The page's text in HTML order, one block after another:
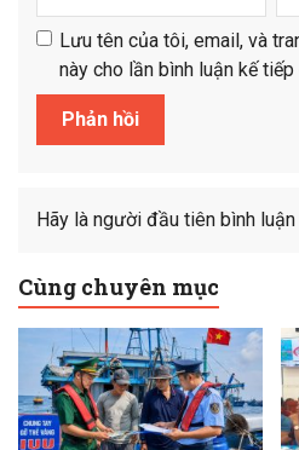
Lưu tên của tôi, email, và
này cho lần bình luận kế tiếp
Hãy là người đầu tiên bình
Cùng chuyên mục